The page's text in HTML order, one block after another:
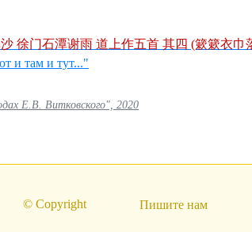
徐门石潭谢雨 道上作五首 其四 (簌簌衣巾
и там и тут..."
Е.В. Витковского", 2020
© Copyright Пишите нам